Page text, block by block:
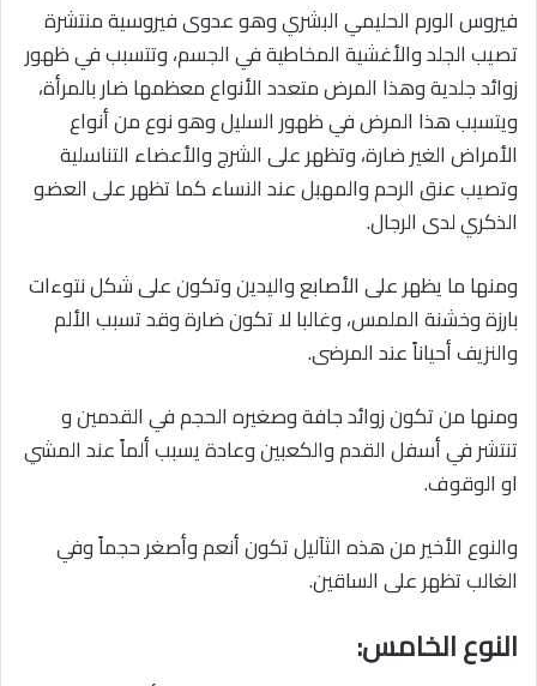
فيروس الورم الحليمي البشري وهو عدوى فيروسية منتشرة
تصيب الجلد والأغشية المخاطية في الجسم، وتتسبب في ظهور
زوائد جلدية وهذا المرض متعدد الأنواع معظمها ضار بالمرأة،
ويتسبب هذا المرض في ظهور السليل وهو نوع من أنواع
الأمراض الغير ضارة، وتظهر على الشرج والأعضاء التناسلية
وتصيب عنق الرحم والمهبل عند النساء كما تظهر على العضو
الذكري لدى الرجال.
ومنها ما يظهر على الأصابع واليدين وتكون على شكل نتوءات
بارزة وخشنة الملمس، وغالبا لا تكون ضارة وقد تسبب الألم
والنزيف أحياناً عند المرضى.
ومنها من تكون زوائد جافة وصغيره الحجم في القدمين و
تنتشر في أسفل القدم والكعبين وعادة يسبب ألماً عند المشي
او الوقوف.
والنوع الأخير من هذه الثآليل تكون أنعم وأصغر حجماً وفي
الغالب تظهر على الساقين.
النوع الخامس: